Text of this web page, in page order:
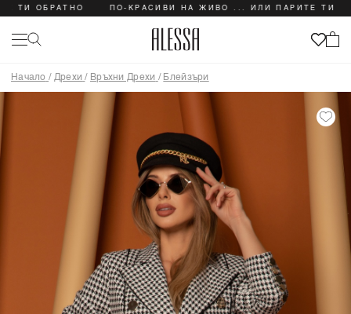
ПО-КРАСИВИ НА ЖИВО ... ИЛИ ПАРИТЕ ТИ ОБРАТНО
Начало / Дрехи / Връхни Дрехи / Блейзъри